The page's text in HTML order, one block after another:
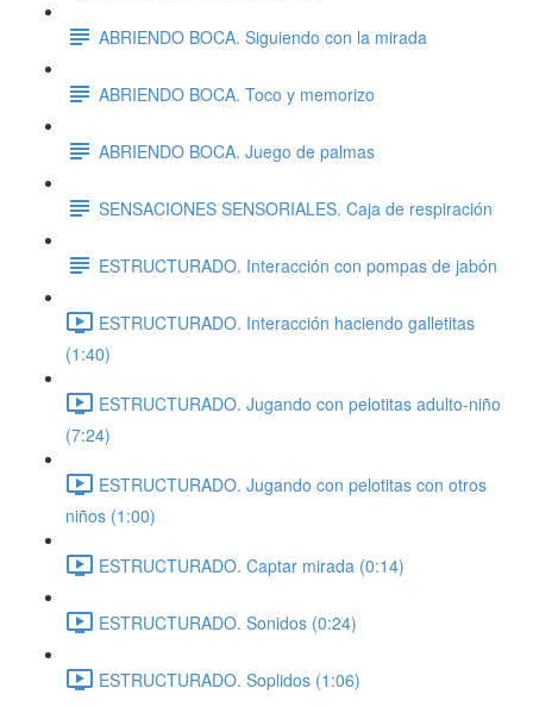
ABRIENDO BOCA. Siguiendo con la mirada
ABRIENDO BOCA. Toco y memorizo
ABRIENDO BOCA. Juego de palmas
SENSACIONES SENSORIALES. Caja de respiración
ESTRUCTURADO. Interacción con pompas de jabón
ESTRUCTURADO. Interacción haciendo galletitas
(1:40)
ESTRUCTURADO. Jugando con pelotitas adulto-niño
(7:24)
ESTRUCTURADO. Jugando con pelotitas con otros
niños (1:00)
ESTRUCTURADO. Captar mirada (0:14)
ESTRUCTURADO. Sonidos (0:24)
ESTRUCTURADO. Soplidos (1:06)